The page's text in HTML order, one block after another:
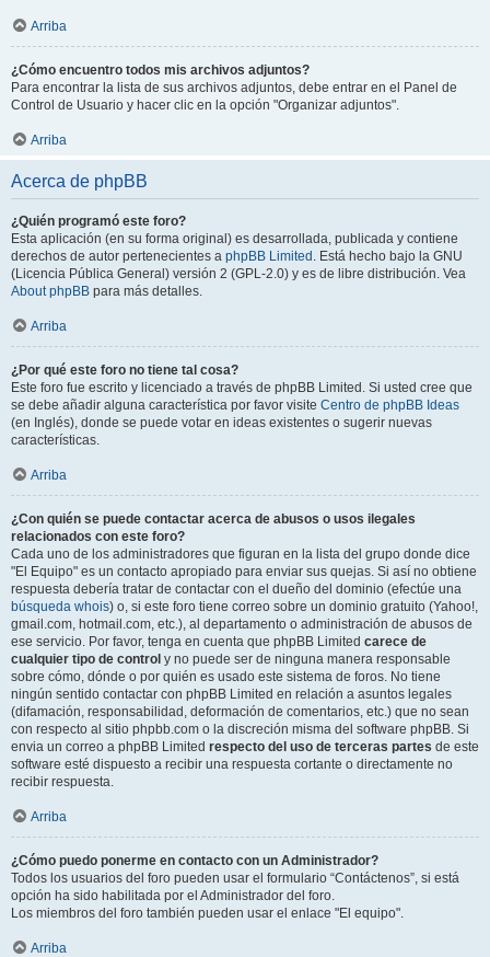
Arriba
¿Cómo encuentro todos mis archivos adjuntos?
Para encontrar la lista de sus archivos adjuntos, debe entrar en el Panel de
Control de Usuario y hacer clic en la opción "Organizar adjuntos".
Arriba
Acerca de phpBB
¿Quién programó este foro?
Esta aplicación (en su forma original) es desarrollada, publicada y contiene
derechos de autor pertenecientes a phpBB Limited . Está hecho bajo la GNU
(Licencia Pública General) versión 2 (GPL-2.0) y es de libre distribución. Vea
About phpBB para más detalles.
Arriba
¿Por qué este foro no tiene tal cosa?
Este foro fue escrito y licenciado a través de phpBB Limited. Si usted cree que
se debe añadir alguna característica por favor visite Centro de phpBB Ideas
(en Inglés), donde se puede votar en ideas existentes o sugerir nuevas
características.
Arriba
¿Con quién se puede contactar acerca de abusos o usos ilegales
relacionados con este foro?
Cada uno de los administradores que figuran en la lista del grupo donde dice
"El Equipo" es un contacto apropiado para enviar sus quejas. Si así no obtiene
respuesta debería tratar de contactar con el dueño del dominio (efectúe una
búsqueda whois) o, si este foro tiene correo sobre un dominio gratuito (Yahoo!,
gmail.com, hotmail.com, etc.), al departamento o administración de abusos de
ese servicio. Por favor, tenga en cuenta que phpBB Limited carece de
cualquier tipo de control y no puede ser de ninguna manera responsable
sobre cómo, dónde o por quién es usado este sistema de foros. No tiene
ningún sentido contactar con phpBB Limited en relación a asuntos legales
(difamación, responsabilidad, deformación de comentarios, etc.) que no sean
con respecto al sitio phpbb.com o la discreción misma del software phpBB. Si
envia un correo a phpBB Limited respecto del uso de terceras partes de este
software esté dispuesto a recibir una respuesta cortante o directamente no
recibir respuesta.
Arriba
¿Cómo puedo ponerme en contacto con un Administrador?
Todos los usuarios del foro pueden usar el formulario “Contáctenos”, si está
opción ha sido habilitada por el Administrador del foro.
Los miembros del foro también pueden usar el enlace "El equipo".
Arriba